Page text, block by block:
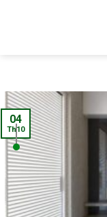
04
Th10